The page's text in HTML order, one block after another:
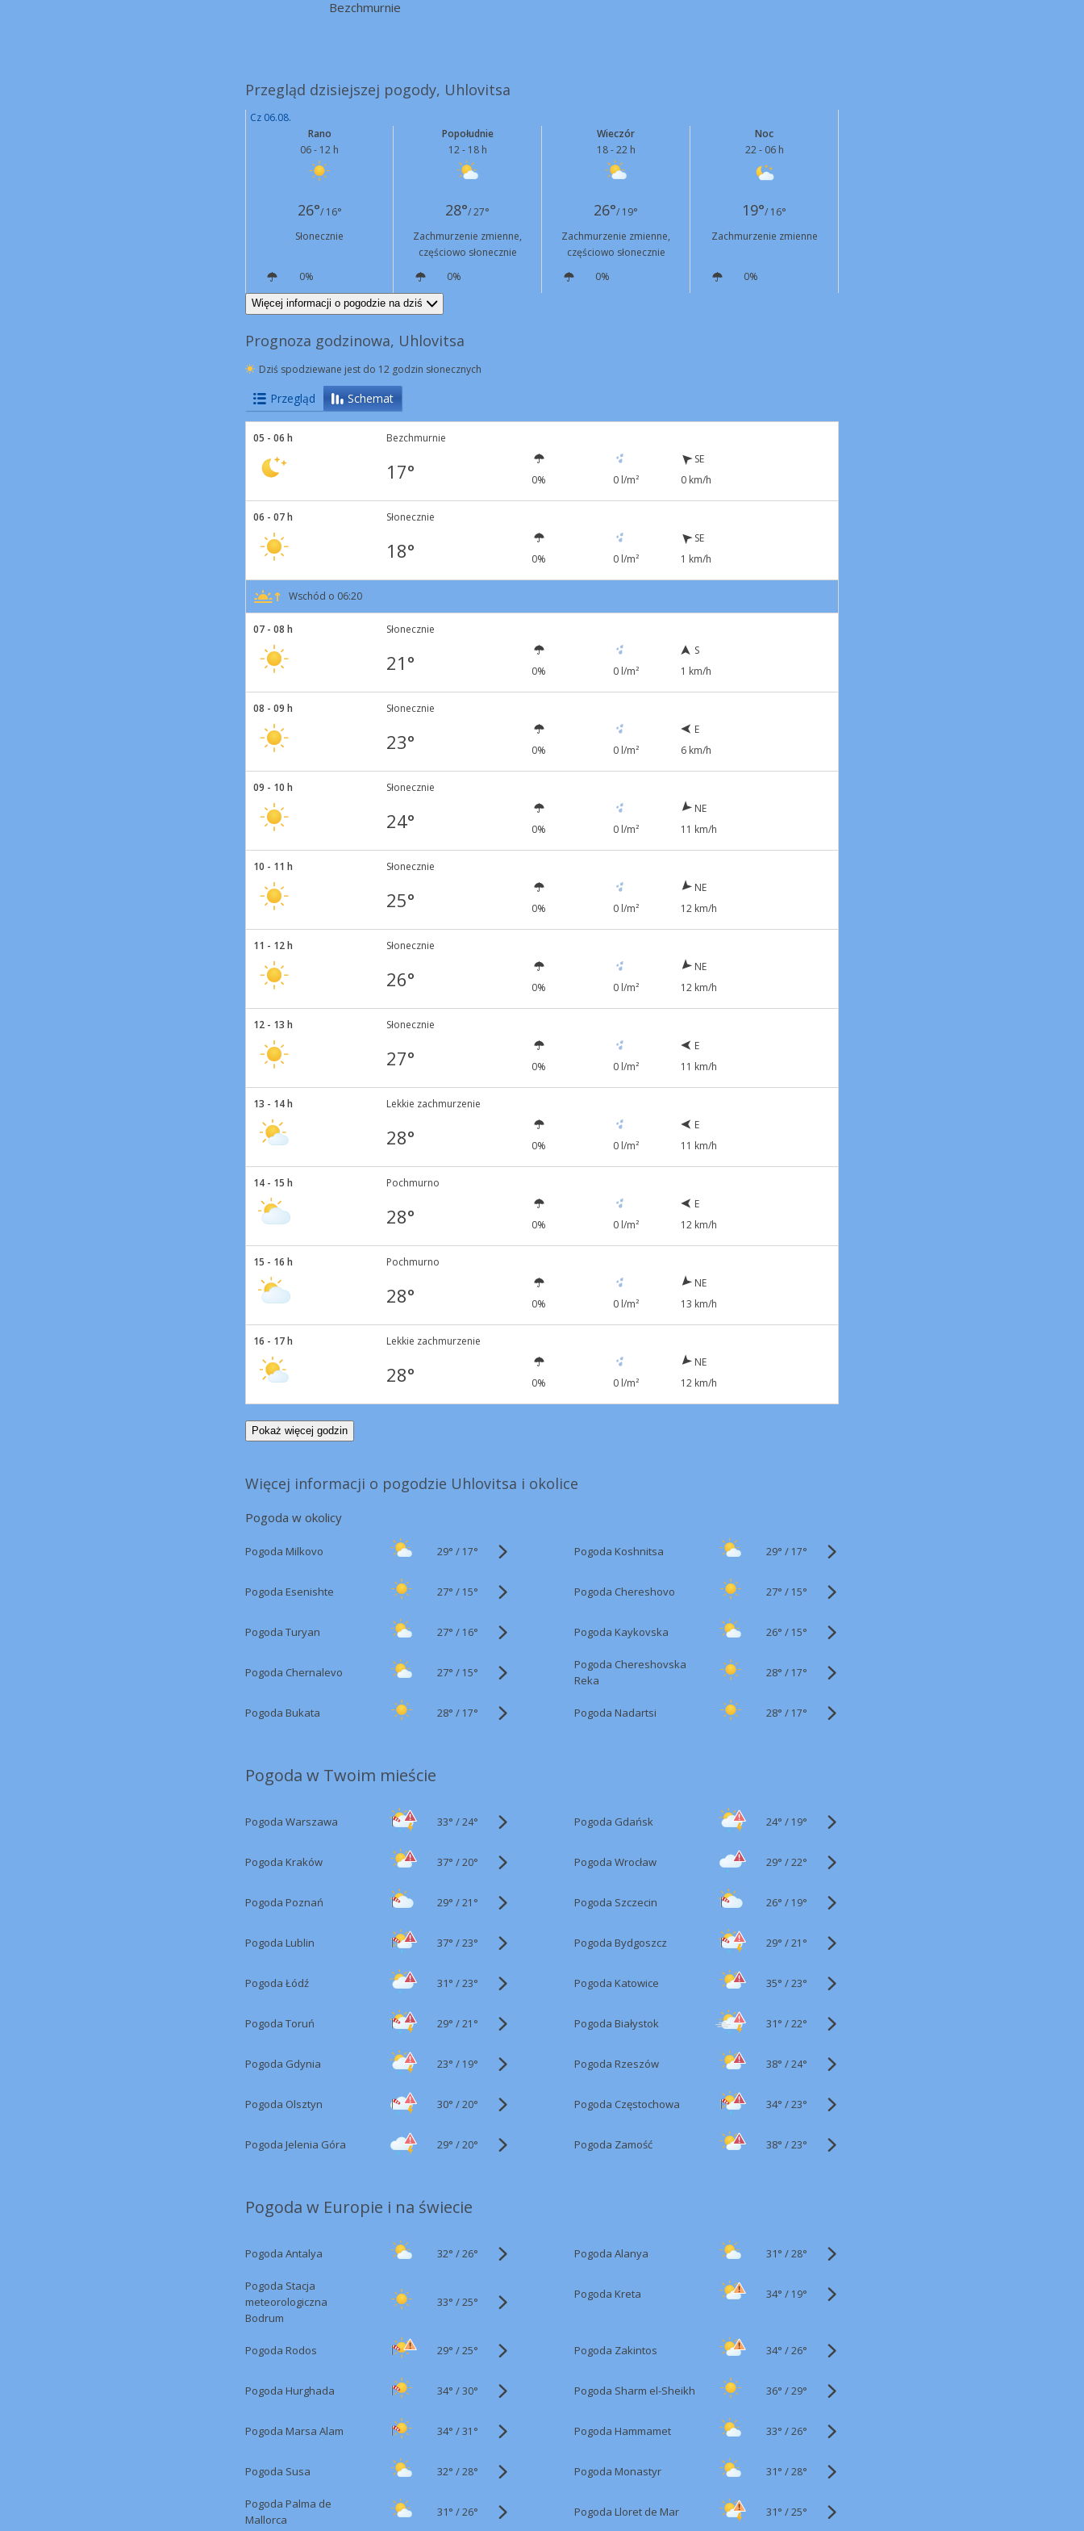
Bezchmurnie
Przegląd dzisiejszej pogody, Uhlovitsa
Cz 06.08.
Rano
06 - 12 h
Popołudnie
12 - 18 h
Wieczór
18 - 22 h
Noc
22 - 06 h
26°/ 16° 28°/ 27° 26°/ 19° 19°/ 16°
Słonecznie
Zachmurzenie zmienne,
częściowo słonecznie
Zachmurzenie zmienne,
częściowo słonecznie
Zachmurzenie zmienne
0% 0% 0%
0%
NE
6 km/h
Więcej informacji o pogodzie na dziś
Prognoza godzinowa, Uhlovitsa
Dziś spodziewane jest do 12 godzin słonecznych
Przegląd Schemat
05 - 06 h Bezchmurnie
17° 0% 0 l/m²
SE
0 km/h
06 - 07 h Słonecznie
18° 0% 0 l/m²
SE
1 km/h
Wschód o 06:20
07 - 08 h Słonecznie
21° 0% 0 l/m²
S
1 km/h
08 - 09 h Słonecznie
23° 0% 0 l/m²
E
6 km/h
09 - 10 h Słonecznie
24° 0% 0 l/m²
NE
11 km/h
10 - 11 h Słonecznie
25° 0% 0 l/m²
NE
12 km/h
11 - 12 h Słonecznie
26° 0% 0 l/m²
NE
12 km/h
12 - 13 h Słonecznie
27° 0% 0 l/m²
E
11 km/h
13 - 14 h Lekkie zachmurzenie
28° 0% 0 l/m²
E
11 km/h
14 - 15 h Pochmurno
28° 0% 0 l/m²
E
12 km/h
15 - 16 h Pochmurno
28° 0% 0 l/m²
NE
13 km/h
16 - 17 h Lekkie zachmurzenie
28° 0% 0 l/m²
NE
12 km/h
Pokaż więcej godzin
Więcej informacji o pogodzie Uhlovitsa i okolice
Pogoda w okolicy
Pogoda Milkovo 29° / 17° Pogoda Koshnitsa 29° / 17°
Pogoda Esenishte 27° / 15° Pogoda Chereshovo 27° / 15°
Pogoda Turyan 27° / 16° Pogoda Kaykovska 26° / 15°
Pogoda Chernalevo 27° / 15°
Pogoda Chereshovska
Reka
28° / 17°
Pogoda Bukata 28° / 17° Pogoda Nadartsi 28° / 17°
Pogoda w Twoim mieście
Pogoda Warszawa 33° /24° Pogoda Gdańsk 24° / 19°
Pogoda Kraków 37° /20° Pogoda Wrocław 29° /22°
Pogoda Poznań 29° /21° Pogoda Szczecin 26° / 19°
Pogoda Lublin 37° /23° Pogoda Bydgoszcz 29° /21°
Pogoda Łódź 31° /23° Pogoda Katowice 35° /23°
Pogoda Toruń 29° /21° Pogoda Białystok 31° /22°
Pogoda Gdynia 23° / 19° Pogoda Rzeszów 38° /24°
Pogoda Olsztyn 30° /20° Pogoda Częstochowa 34° /23°
Pogoda Jelenia Góra 29° /20° Pogoda Zamość 38° /23°
Pogoda w Europie i na świecie
Pogoda Antalya 32° /26° Pogoda Alanya 31° /28°
Pogoda Stacja
meteorologiczna
Bodrum
33° /25°
Pogoda Kreta 34° / 19°
Pogoda Rodos 29° /25° Pogoda Zakintos 34° /26°
Pogoda Hurghada 34° /30° Pogoda Sharm el-Sheikh 36° /29°
Pogoda Marsa Alam 34° /31° Pogoda Hammamet 33° /26°
Pogoda Susa 32° /28° Pogoda Monastyr 31° /28°
Pogoda Palma de
Mallorca
31° /26° Pogoda Lloret de Mar 31° /25°